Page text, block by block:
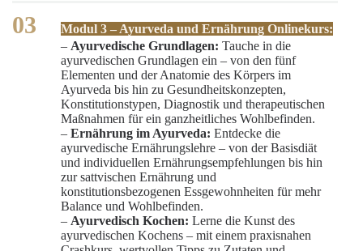
Modul 3 – Ayurveda und Ernährung Onlinekurs:
– Ayurvedische Grundlagen: Tauche in die
ayurvedischen Grundlagen ein – von den fünf
Elementen und der Anatomie des Körpers im
Ayurveda bis hin zu Gesundheitskonzepten,
Konstitutionstypen, Diagnostik und therapeutischen
Maßnahmen für ein ganzheitliches Wohlbefinden.
– Ernährung im Ayurveda: Entdecke die
ayurvedische Ernährungslehre – von der Basisdiät
und individuellen Ernährungsempfehlungen bis hin
zur sattvischen Ernährung und
konstitutionsbezogenen Essgewohnheiten für mehr
Balance und Wohlbefinden.
– Ayurvedisch Kochen: Lerne die Kunst des
ayurvedischen Kochens – mit einem praxisnahen